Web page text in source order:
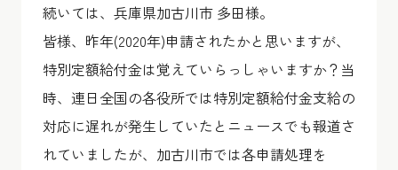
続いては、兵庫県加古川市 多田様。
皆様、昨年(2020年)申請されたかと思いますが、
特別定額給付金は覚えていらっしゃいますか？当
時、連日全国の各役所では特別定額給付金支給の
対応に遅れが発生していたとニュースでも報道さ
れていましたが、加古川市では各申請処理を